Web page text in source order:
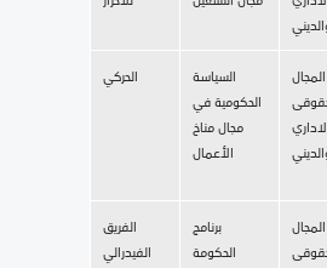
الحركي
السياسة
الحكومية في
مجال مناخ
الأعمال
المجال
الفريق
الفيدرالي
برنامج
الحكومة
المجال